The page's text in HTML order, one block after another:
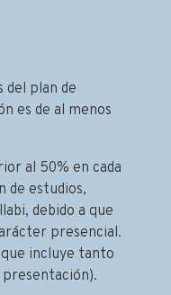
del plan de
es de al menos
al 50% en cada
de estudios,
debido a que
presencial.
incluye tanto